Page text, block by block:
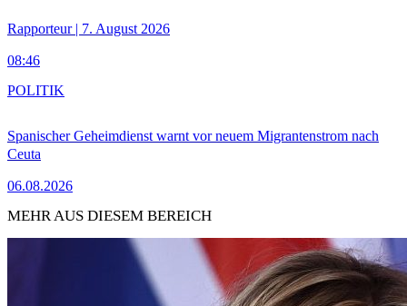
Rapporteur | 7. August 2026
08:46
Spanischer Geheimdienst warnt vor neuem Migrantenstrom nach
Ceuta
06.08.2026
POLITIK
MEHR AUS DIESEM BEREICH